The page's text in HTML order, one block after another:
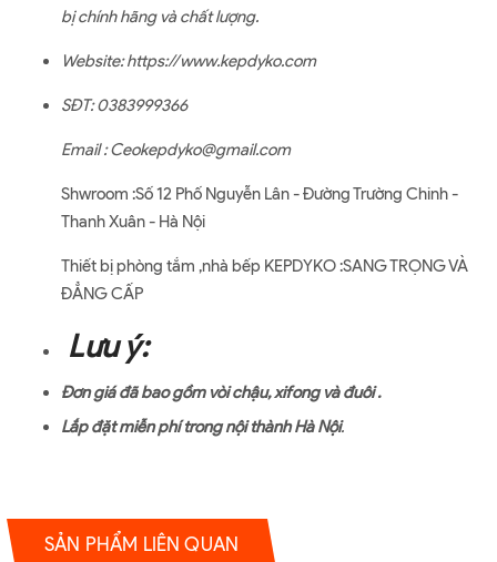
bị chính hãng và chất lượng.
Website: https://www.kepdyko.com
SĐT: 0383999366
Email : Ceokepdyko@gmail.com
Shwroom :Số 12 Phố Nguyễn Lân - Đường Trường Chinh -
Thanh Xuân - Hà Nội
Thiết bị phòng tắm ,nhà bếp KEPDYKO :SANG TRỌNG VÀ
ĐẲNG CẤP
Lưu ý:
Đơn giá đã bao gồm vòi chậu, xifong và đuôi .
Lắp đặt miễn phí trong nội thành Hà Nội.
SẢN PHẨM LIÊN QUAN